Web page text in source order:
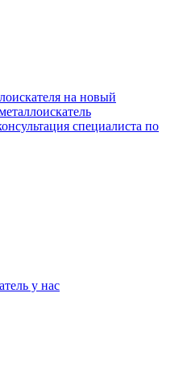
на новый
специалиста по
у нас